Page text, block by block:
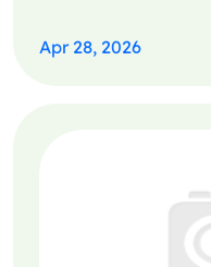
Apr 28, 2026